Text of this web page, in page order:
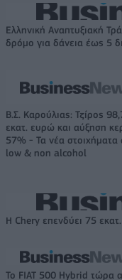
Ελληνική Αναπτυξιακή
δρόμο για δάνεια έως 5
Β.Σ. Καρούλιας: Τζίρος
εκατ. ευρώ και αύξηση
57% - Τα νέα στοιχήματα
low & non alcohol
Η Chery επενδύει 75
Το FIAT 500 Hybrid τώρα